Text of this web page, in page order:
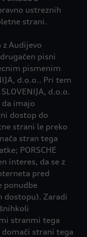
ustreznih
strani.
z Audijevo
pisni
pismenim
d.o.o.. Pri tem
d.o.o.
imajo
dostop do
strani le preko
stran tega
PORSCHE
interes, da se z
pred
ponudbe
Zaradi
stranmi tega
strani tega